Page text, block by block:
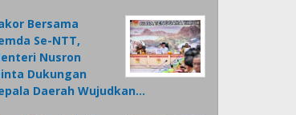
Bersama
Se-NTT,
Nusron
Dukungan
Daerah Wujudkan…